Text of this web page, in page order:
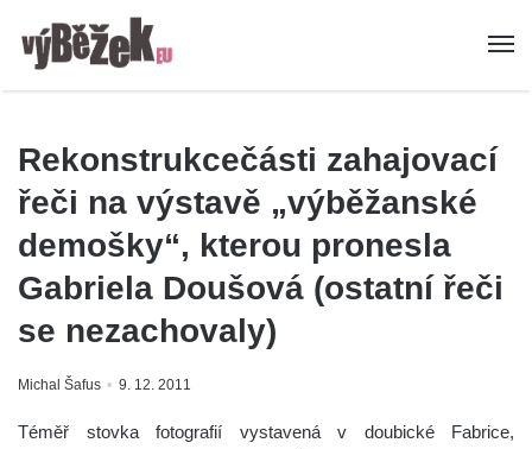
Rekonstrukcečásti zahajovací
řeči na výstavě „výběžanské
demošky“, kterou pronesla
Gabriela Doušová (ostatní řeči
se nezachovaly)
Michal Šafus 9. 12. 2011
Téměř stovka fotografií vystavená v doubické Fabrice,